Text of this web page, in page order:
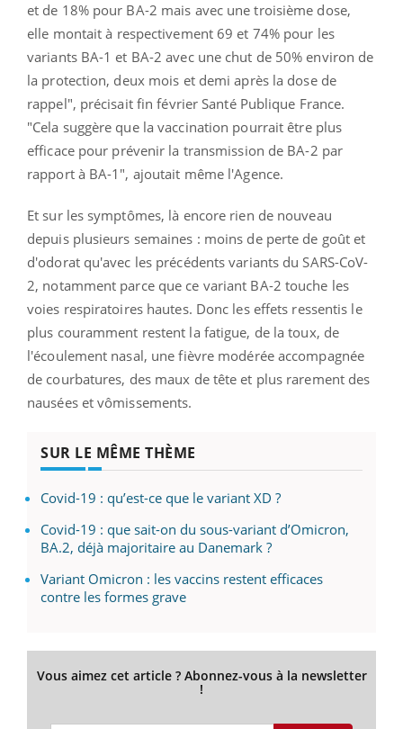
et de 18% pour BA-2 mais avec une troisième dose,
elle montait à respectivement 69 et 74% pour les
variants BA-1 et BA-2 avec une chut de 50% environ de
la protection, deux mois et demi après la dose de
rappel", précisait fin février Santé Publique France.
"Cela suggère que la vaccination pourrait être plus
efficace pour prévenir la transmission de BA-2 par
rapport à BA-1", ajoutait même l'Agence.
Et sur les symptômes, là encore rien de nouveau
depuis plusieurs semaines : moins de perte de goût et
d'odorat qu'avec les précédents variants du SARS-CoV-
2, notamment parce que ce variant BA-2 touche les
voies respiratoires hautes. Donc les effets ressentis le
plus couramment restent la fatigue, de la toux, de
l'écoulement nasal, une fièvre modérée accompagnée
de courbatures, des maux de tête et plus rarement des
nausées et vômissements.
SUR LE MÊME THÈME
Covid-19 : qu’est-ce que le variant XD ?
Covid-19 : que sait-on du sous-variant d’Omicron,
BA.2, déjà majoritaire au Danemark ?
Variant Omicron : les vaccins restent efficaces
contre les formes grave
Vous aimez cet article ? Abonnez-vous à la newsletter
!